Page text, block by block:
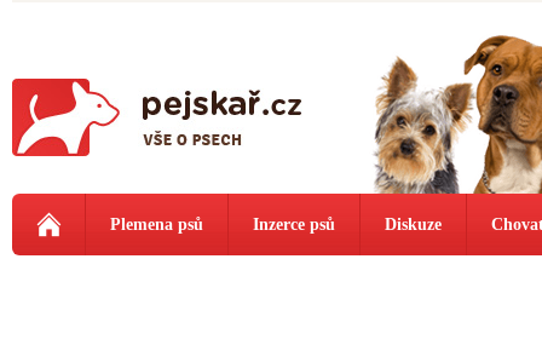
Plemena psů Inzerce psů Diskuze